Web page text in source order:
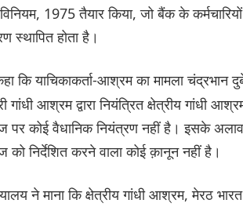
विनियम, 1975 तैयार किया, जो बैंक के
स्थापित होता है।
कि याचिकाकर्ता-आश्रम का मामला
आश्रम द्वारा नियंत्रित क्षेत्रीय गांधी
पर कोई वैधानिक नियंत्रण नहीं है। इसके
निर्देशित करने वाला कोई क़ानून नहीं है।
ने माना कि क्षेत्रीय गांधी आश्रम, मेरठ